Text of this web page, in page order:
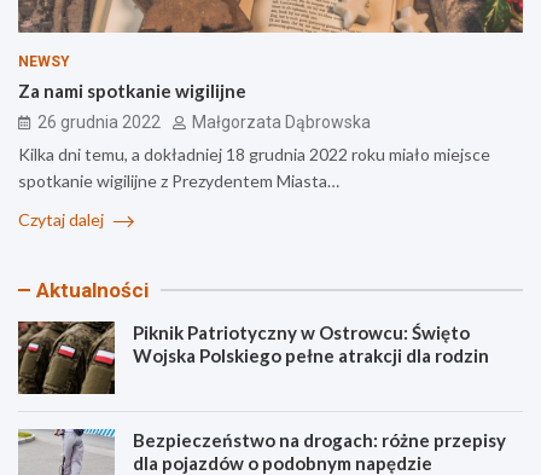
NEWSY
Za nami spotkanie wigilijne
26 grudnia 2022 Małgorzata Dąbrowska
Kilka dni temu, a dokładniej 18 grudnia 2022 roku miało miejsce
spotkanie wigilijne z Prezydentem Miasta…
Czytaj dalej
Aktualności
Piknik Patriotyczny w Ostrowcu: Święto
Wojska Polskiego pełne atrakcji dla rodzin
Bezpieczeństwo na drogach: różne przepisy
dla pojazdów o podobnym napędzie